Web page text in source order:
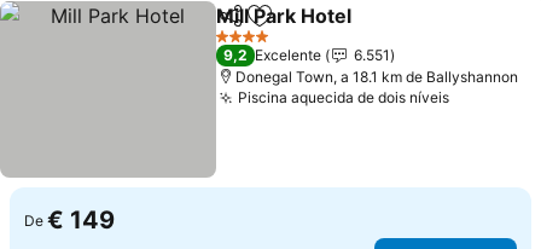
PartilharAdicionar aos favoritos
Mill Park Hotel
4 Estrelas
9,2 Excelente
6.551
Donegal Town, a 18.1 km de Ballyshannon
Piscina aquecida de dois níveisVer
De € 149